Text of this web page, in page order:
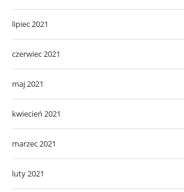
lipiec 2021
czerwiec 2021
maj 2021
kwiecień 2021
marzec 2021
luty 2021